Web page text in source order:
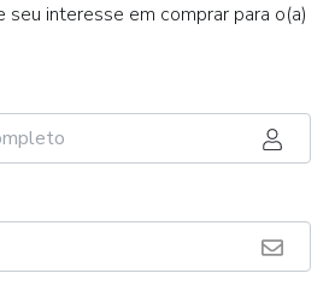
interesse em comprar para o(a)